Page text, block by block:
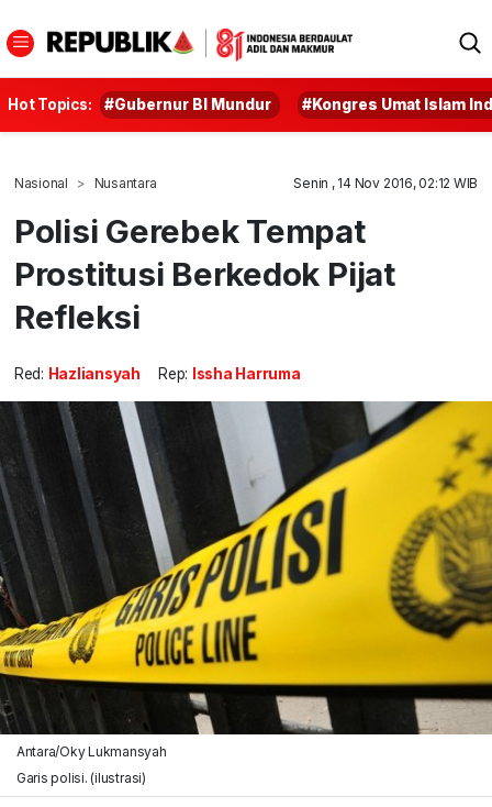
Hot Topics: #Gubernur BI Mundur #Kongres Umat Islam
Nasional Nusantara Senin , 14 Nov 2016, 02:12 WIB
Polisi Gerebek Tempat
Prostitusi Berkedok Pijat
Refleksi
Red: Hazliansyah Rep: Issha Harruma
Antara/Oky Lukmansyah
Garis polisi. (ilustrasi)